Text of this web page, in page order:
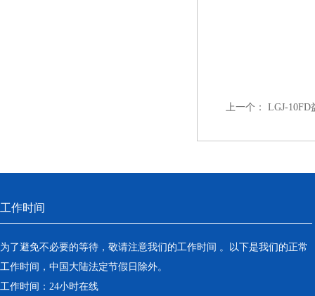
上一个： LGJ-
工作时间
为了避免不必要的等待，敬请注意我们的工作时间 。以下是我们的正常
工作时间，中国大陆法定节假日除外。
工作时间：24小时在线